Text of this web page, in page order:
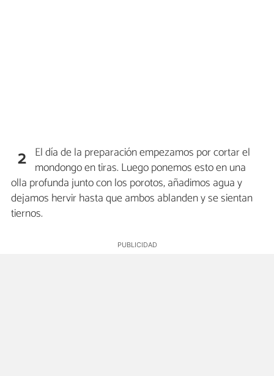
2 El día de la preparación empezamos por cortar el
mondongo en tiras. Luego ponemos esto en una
olla profunda junto con los porotos, añadimos agua y
dejamos hervir hasta que ambos ablanden y se sientan
tiernos.